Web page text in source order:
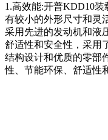
1.高效能:开普KDD10
有较小的外形尺寸和灵
采用先进的发动机和液
舒适性和安全性，采用
结构设计和优质的零部
性、节能环保、舒适性